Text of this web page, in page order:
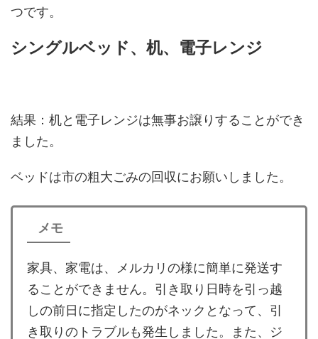
つです。
シングルベッド、机、電子レンジ
結果：机と電子レンジは無事お譲りすることができ
ました。
ベッドは市の粗大ごみの回収にお願いしました。
メモ
家具、家電は、メルカリの様に簡単に発送す
ることができません。引き取り日時を引っ越
しの前日に指定したのがネックとなって、引
き取りのトラブルも発生しました。また、ジ